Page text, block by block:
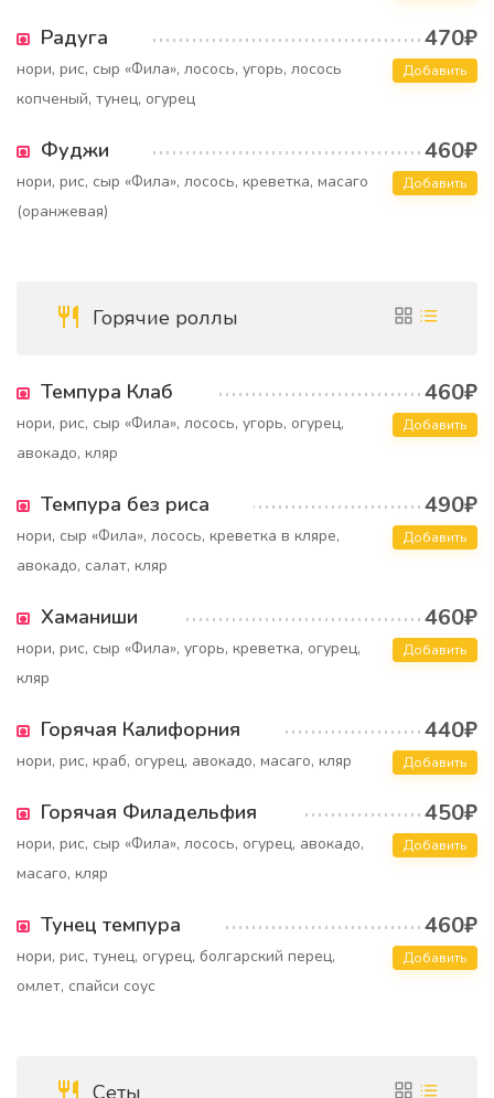
Радуга 470₽
нори, рис, сыр «Фила», лосось, угорь, лосось
копченый, тунец, огурец
Добавить
Фуджи 460₽
нори, рис, сыр «Фила», лосось, креветка, масаго
(оранжевая)
Добавить
Горячие роллы
Темпура Клаб 460₽
нори, рис, сыр «Фила», лосось, угорь, огурец,
авокадо, кляр
Добавить
Темпура без риса 490₽
нори, сыр «Фила», лосось, креветка в кляре,
авокадо, салат, кляр
Добавить
Хаманиши 460₽
нори, рис, сыр «Фила», угорь, креветка, огурец,
кляр
Добавить
Горячая Калифорния 440₽
нори, рис, краб, огурец, авокадо, масаго, кляр Добавить
Горячая Филадельфия 450₽
нори, рис, сыр «Фила», лосось, огурец, авокадо,
масаго, кляр
Добавить
Тунец темпура 460₽
нори, рис, тунец, огурец, болгарский перец,
омлет, спайси соус
Добавить
Сеты